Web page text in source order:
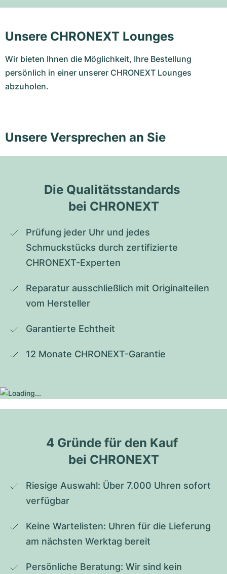
Unsere CHRONEXT Lounges
Wir bieten Ihnen die Möglichkeit, Ihre Bestellung
persönlich in einer unserer CHRONEXT Lounges
abzuholen.
Unsere Versprechen an Sie
Die Qualitätsstandards
bei CHRONEXT
Prüfung jeder Uhr und jedes
Schmuckstücks durch zertifizierte
CHRONEXT-Experten
Reparatur ausschließlich mit Originalteilen
vom Hersteller
Garantierte Echtheit
12 Monate CHRONEXT-Garantie
4 Gründe für den Kauf
bei CHRONEXT
Riesige Auswahl: Über 7.000 Uhren sofort
verfügbar
Keine Wartelisten: Uhren für die Lieferung
am nächsten Werktag bereit
Persönliche Beratung: Wir sind kein